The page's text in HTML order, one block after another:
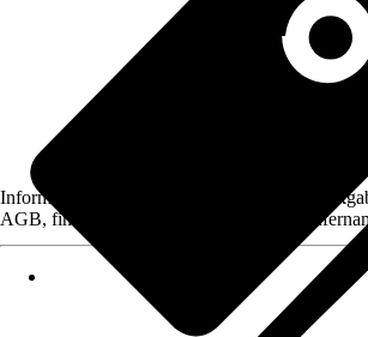
Informationen des Verkäufers, wie z. B.
AGB, finden Sie bei Klick auf den